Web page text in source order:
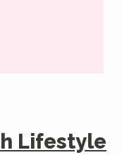
Lifestyle